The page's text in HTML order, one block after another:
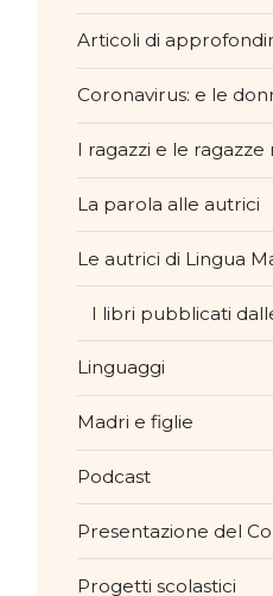
Articoli di
Coronavirus: e le
I ragazzi e le
La parola alle autrici
Le autrici di Lingua
I libri pubblicati
Linguaggi
Madri e figlie
Podcast
Presentazione del
Progetti scolastici